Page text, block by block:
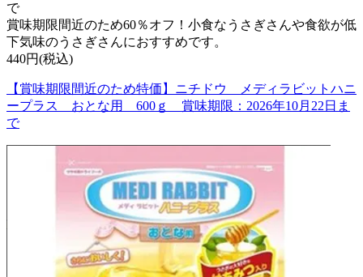
で
賞味期限間近のため60％オフ！小食なうさぎさんや食欲が低
下気味のうさぎさんにおすすめです。
440円(税込)
【賞味期限間近のため特価】ニチドウ メディラビットハニ
ープラス おとな用 600ｇ 賞味期限：2026年10月22日ま
で